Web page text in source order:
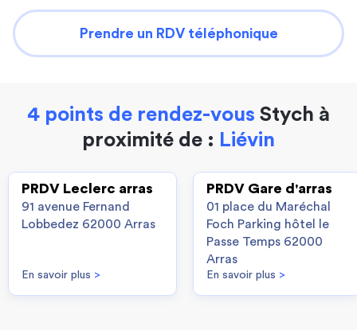
Prendre un RDV téléphonique
4 points de rendez-vous Stych à
proximité de : Liévin
PRDV Leclerc arras
91 avenue Fernand
Lobbedez 62000 Arras
En savoir plus >
PRDV Gare d'arras
01 place du Maréchal
Foch Parking hôtel le
Passe Temps 62000
Arras
En savoir plus >